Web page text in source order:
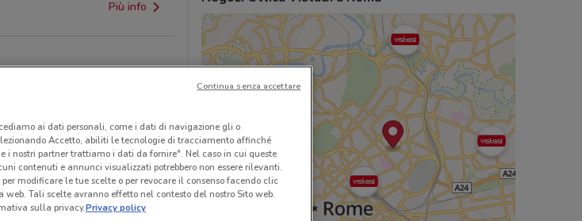
Più info
Verifica l’accuratezza
ai dati personali, come i dati di navigazione gli o
Accetto, abiliti le tecnologie di tracciamento affinché
i nostri partner trattiamo i dati da fornire". Nel caso in cui queste
contenuti e annunci visualizzati potrebbero non essere rilevanti.
modificare le tue scelte o per revocare il consenso facendo clic
Tali scelte avranno effetto nel contesto del nostro Sito web.
sulla privacy.Privacy policy
Continua senza accettare